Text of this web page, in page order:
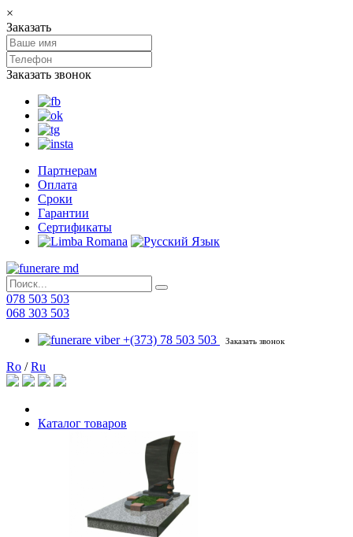
×
Заказать
Заказать звонок
Партнерам
Оплата
Сроки
Гарантии
Сертификаты
078 503 503
068 303 503
+(373) 78 503 503
Заказать звонок
Ro /Ru
Каталог товаров